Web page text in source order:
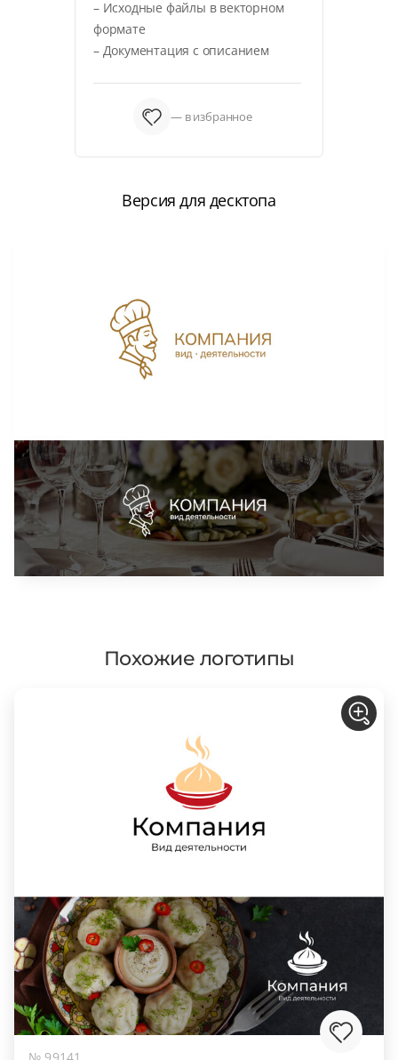
– Исходные файлы в векторном
формате
– Документация с описанием
— в избранное
Версия для десктопа
Похожие логотипы